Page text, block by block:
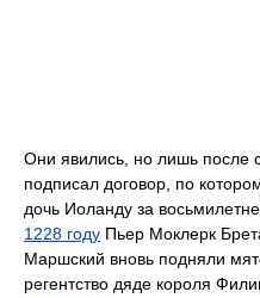
Они явились, но лишь после
подписал договор, по
дочь Иоланду за
1228 году Пьер Моклерк
Маршский вновь подняли
регентство дяде короля